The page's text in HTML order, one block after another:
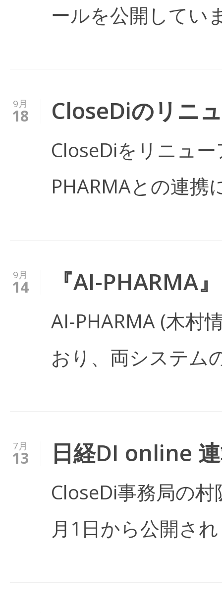
ールを公開して
9月
18 CloseDiのリニ
CloseDiをリニュ
PHARMAとの連
9月
14 『AI-PHARMA
AI-PHARMA (木村
おり、両システム
7月
13 日経DI online
CloseDi事務局の
月1日から公開さ